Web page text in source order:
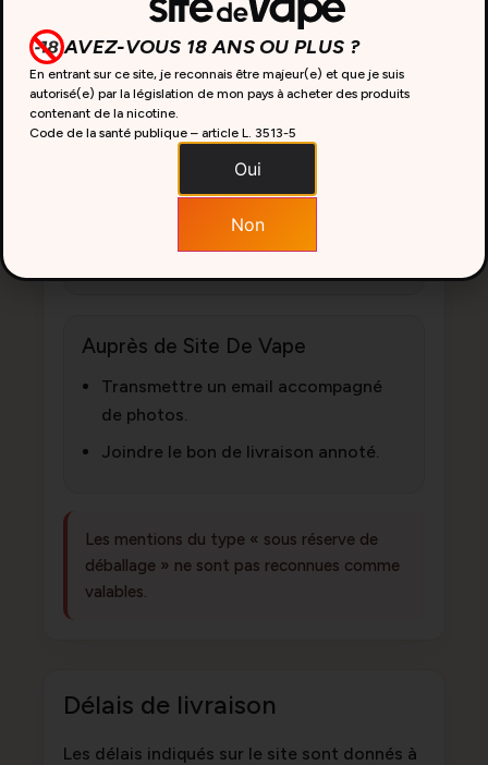
Formuler des réserves claires sur le
bon du transporteur.
Confirmer ces réserves par lettre
recommandée sous 3 jours ouvrés.
Pour un particulier, le délai peut être
porté à 10 jours si le transporteur ne
justifie pas de vérification possible,
selon l’article L.224-65 du Code de la
consommation.
Auprès de Site De Vape
Transmettre un email accompagné
de photos.
Joindre le bon de livraison annoté.
Les mentions du type « sous réserve de
déballage » ne sont pas reconnues comme
valables.
Délais de livraison
Les délais indiqués sur le site sont donnés à
AVEZ-VOUS 18 ANS OU PLUS ?
En entrant sur ce site, je reconnais être majeur(e) et que je suis
autorisé(e) par la législation de mon pays à acheter des produits
contenant de la nicotine.
Code de la santé publique – article L. 3513-5
Oui
Non